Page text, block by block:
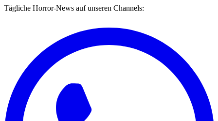
Tägliche Horror-News auf unseren Channels: